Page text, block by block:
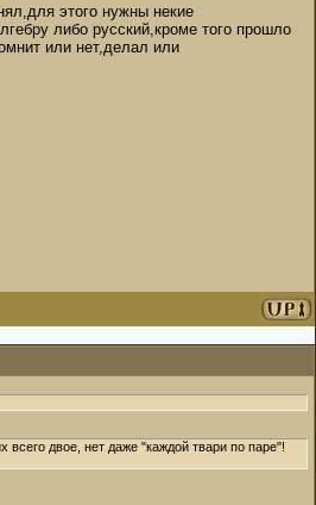
этого нужны некие
либо русский,кроме того прошло
или нет,делал или
двое, нет даже "каждой твари по паре"!